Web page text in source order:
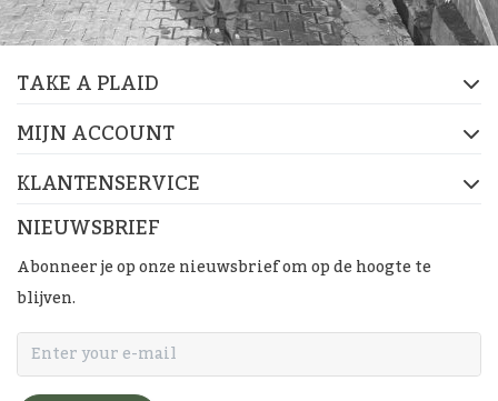
TAKE A PLAID
MIJN ACCOUNT
KLANTENSERVICE
NIEUWSBRIEF
Abonneer je op onze nieuwsbrief om op de hoogte te
blijven.